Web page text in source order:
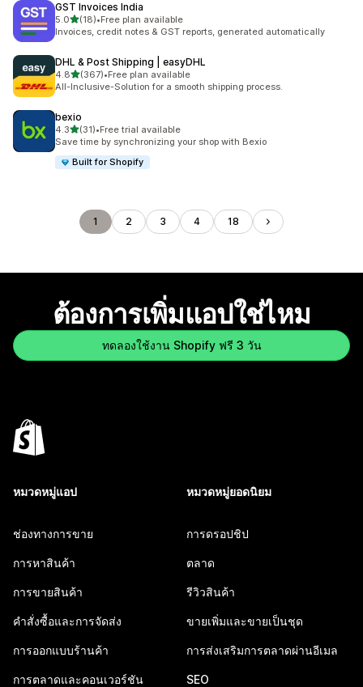
GST Invoices India
5.0เต็ม 5 ดาว
(18)
ทั้งหมด 18 รีวิว
•Free plan available
Invoices, credit notes & GST reports, generated automatically
DHL & Post Shipping | easyDHL
4.8เต็ม 5 ดาว
(367)
ทั้งหมด 367 รีวิว
•Free plan available
All-Inclusive-Solution for a smooth shipping process.
bexio
4.3เต็ม 5 ดาว
(31)
ทั้งหมด 31 รีวิว
•Free trial available
Save time by synchronizing your shop with Bexio
Built for Shopify
1 2 3 4 18
ต้องการเพิ่มแอปใช่ไหม
ทดลองใช้งาน Shopify ฟรี 3 วัน
หมวดหมู่แอป
ช่องทางการขาย
การหาสินค้า
การขายสินค้า
คำสั่งซื้อและการจัดส่ง
การออกแบบร้านค้า
การตลาดและคอนเวอร์ชัน
หมวดหมู่ยอดนิยม
การดรอปชิป
ตลาด
รีวิวสินค้า
ขายเพิ่มและขายเป็นชุด
การส่งเสริมการตลาดผ่านอีเมล
SEO